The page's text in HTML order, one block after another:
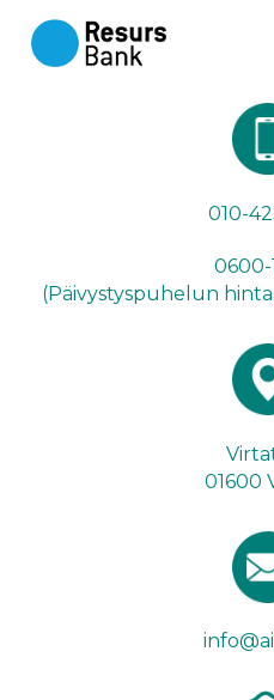
010-
0600-
(Päivystyspuhelun
01600